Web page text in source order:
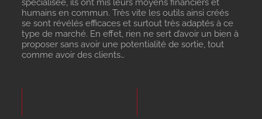
spécialisée, ils ont mis leurs moyens financiers et
humains en commun. Très vite les outils ainsi créés
se sont révélés efficaces et surtout très adaptés à ce
type de marché. En effet, rien ne sert d’avoir un bien à
proposer sans avoir une potentialité de sortie, tout
comme avoir des clients…